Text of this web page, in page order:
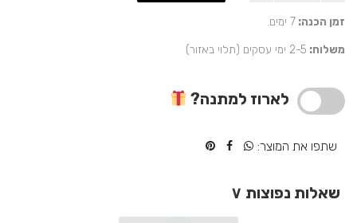
אישיים
על
מודעות
נירוסטה
מתנה
זמן הכנה: 7 ימים.
משלוח: 2-5 ימי עסקים (תלוי באזור)
לארוז למתנה?
שתפו את המוצר:
שאלות נפוצות ∨